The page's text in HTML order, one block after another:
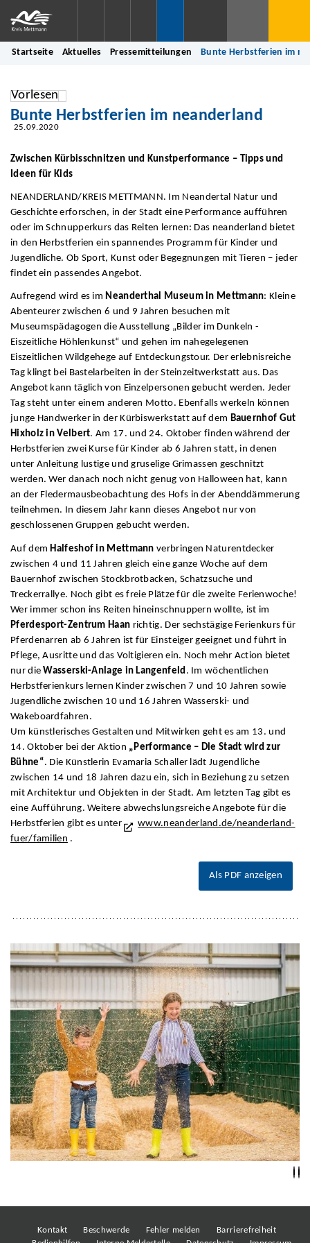
Startseite Aktuelles Pressemitteilungen Bunte Herbstferien im
Vorlesen
Bunte Herbstferien im neanderland
25.09.2020
Zwischen Kürbisschnitzen und Kunstperformance – Tipps und
Ideen für Kids
NEANDERLAND/KREIS METTMANN. Im Neandertal Natur und
Geschichte erforschen, in der Stadt eine Performance aufführen
oder im Schnupperkurs das Reiten lernen: Das neanderland bietet
in den Herbstferien ein spannendes Programm für Kinder und
Jugendliche. Ob Sport, Kunst oder Begegnungen mit Tieren – jeder
findet ein passendes Angebot.
Aufregend wird es imNeanderthal Museum in Mettmann: Kleine
Abenteurer zwischen 6 und 9 Jahren besuchen mit
Museumspädagogen die Ausstellung „Bilder im Dunkeln -
Eiszeitliche Höhlenkunst“ und gehen im nahegelegenen
Eiszeitlichen Wildgehege auf Entdeckungstour. Der erlebnisreiche
Tag klingt bei Bastelarbeiten in der Steinzeitwerkstatt aus. Das
Angebot kann täglich von Einzelpersonen gebucht werden. Jeder
Tag steht unter einem anderen Motto. Ebenfalls werkeln können
junge Handwerker in der Kürbiswerkstatt auf dem Bauernhof Gut
Hixholz in Velbert. Am 17. und 24. Oktober finden während der
Herbstferien zwei Kurse für Kinder ab 6 Jahren statt, in denen
unter Anleitung lustige und gruselige Grimassen geschnitzt
werden. Wer danach noch nicht genug von Halloween hat, kann
an der Fledermausbeobachtung des Hofs in der Abenddämmerung
teilnehmen. In diesem Jahr kann dieses Angebot nur von
geschlossenen Gruppen gebucht werden.
Auf dem Halfeshof in Mettmann verbringen Naturentdecker
zwischen 4 und 11 Jahren gleich eine ganze Woche auf dem
Bauernhof zwischen Stockbrotbacken, Schatzsuche und
Treckerrallye. Noch gibt es freie Plätze für die zweite Ferienwoche!
Wer immer schon ins Reiten hineinschnuppern wollte, ist im
Pferdesport-Zentrum Haan richtig. Der sechstägige Ferienkurs für
Pferdenarren ab 6 Jahren ist für Einsteiger geeignet und führt in
Pflege, Ausritte und das Voltigieren ein. Noch mehr Action bietet
nur dieWasserski-Anlage in Langenfeld . Im wöchentlichen
Herbstferienkurs lernen Kinder zwischen 7 und 10 Jahren sowie
Jugendliche zwischen 10 und 16 Jahren Wasserski- und
Wakeboardfahren.
Um künstlerisches Gestalten und Mitwirken geht es am 13. und
14. Oktober bei der Aktion „Performance – Die Stadt wird zur
Bühne“. Die Künstlerin Evamaria Schaller lädt Jugendliche
zwischen 14 und 18 Jahren dazu ein, sich in Beziehung zu setzen
mit Architektur und Objekten in der Stadt. Am letzten Tag gibt es
eine Aufführung. Weitere abwechslungsreiche Angebote für die
Herbstferien gibt es unter
www.neanderland.de/neanderland-
fuer/familien .
Als PDF anzeigen
Kontakt Beschwerde Fehler melden
Barrierefreiheit